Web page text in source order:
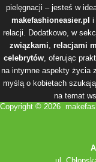
pielęgnacji – jesteś w
makefashioneasier.pl i
relacji. Dodatkowo, w
związkami,relacjami
celebrytów, oferując
na intymne aspekty życia
myślą o kobietach
na temat
Copyright © 2026